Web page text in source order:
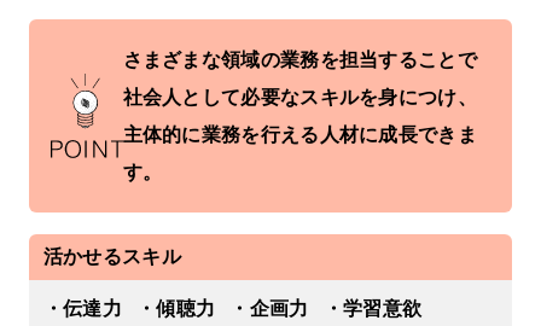
さまざまな領域の業務を担当することで
社会人として必要なスキルを身につけ、
主体的に業務を行える人材に成長できま
す。
活かせるスキル
・伝達力 ・傾聴力 ・企画力
・学習意欲